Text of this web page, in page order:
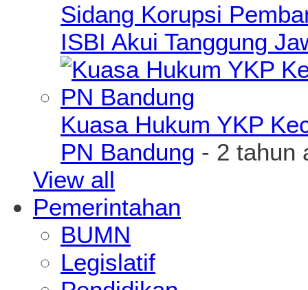
Sidang Korupsi
ISBI Akui Tanggung
Kuasa Hukum YKP
PN Bandung - 2 tahun
View all
Pemerintahan
BUMN
Legislatif